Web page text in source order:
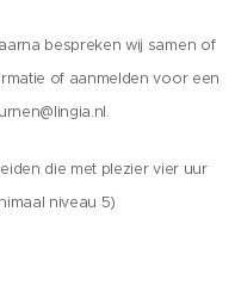
bespreken wij samen of
of aanmelden voor een
die met plezier vier uur
niveau 5)